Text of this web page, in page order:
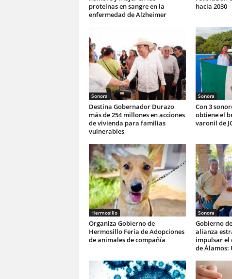
proteínas en sangre en la
enfermedad de Alzheimer
hacia 2030
Sonora
Destina Gobernador Durazo
más de 254 millones en acciones
de vivienda para familias
vulnerables
Sonora
Con 3
obtiene el
varonil de
Hermosillo
Organiza Gobierno de
Hermosillo Feria de Adopciones
de animales de compañía
Sonora
Gobierno
alianza
impulsar el
de Álamos: